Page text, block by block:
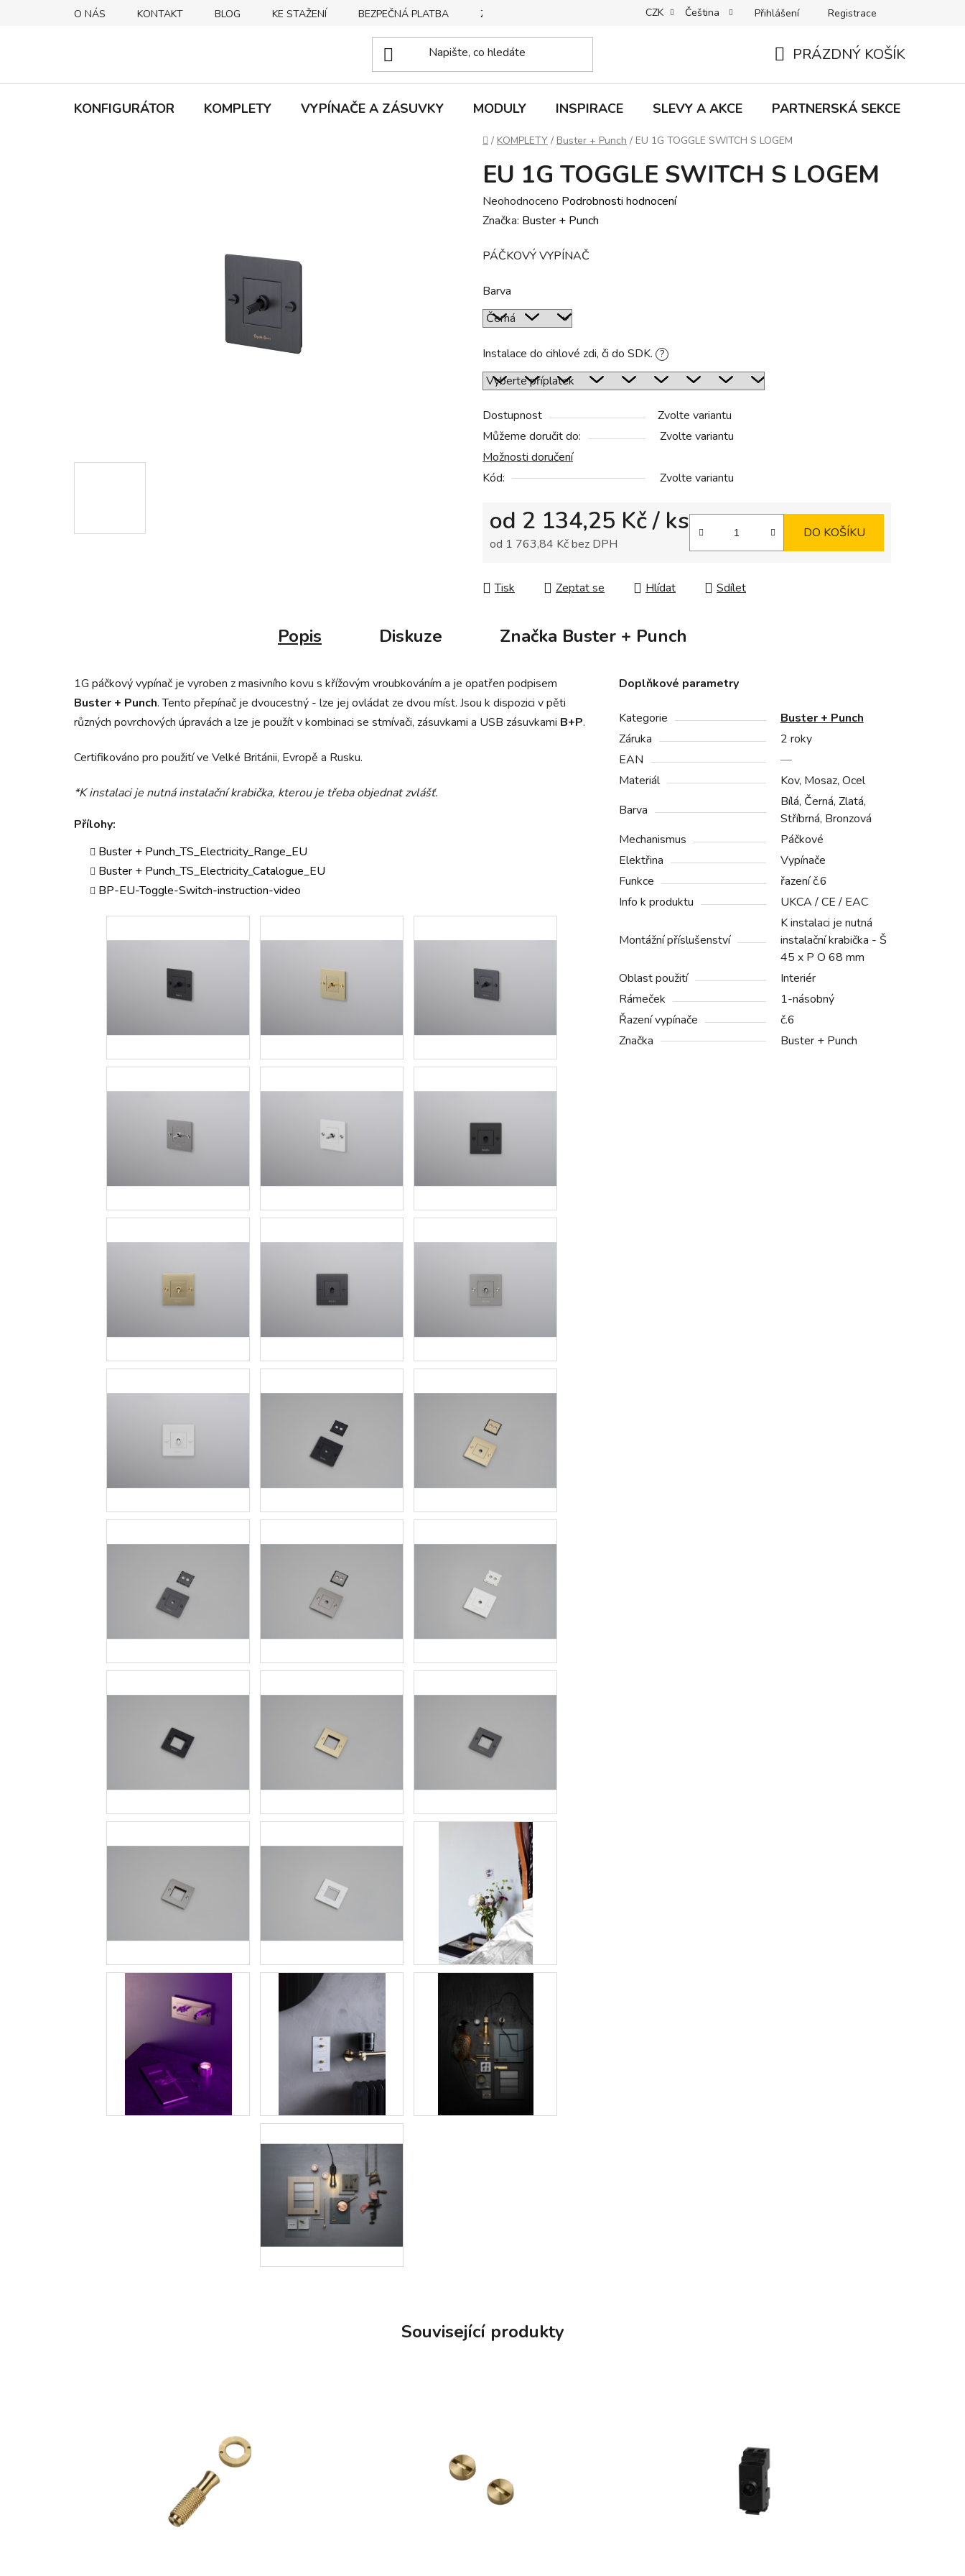
O NÁS KONTAKT BLOG KE STAŽENÍ BEZPEČNÁ PLATBA ZPŮSOBY DORUČENÍ REKLAMACE | VRÁCENÍ | VÝMĚNA ZBOŽÍ B2C VŠEOBECNÉ
CZK Čeština Přihlášení Registrace
KOŠÍK
PRÁZDNÝ KOŠÍK
KONFIGURÁTOR KOMPLETY VYPÍNAČE A ZÁSUVKY MODULY INSPIRACE SLEVY A AKCE PARTNERSKÁ SEKCE
Domů
/ KOMPLETY / Buster + Punch / EU 1G TOGGLE SWITCH S LOGEM
EU 1G TOGGLE SWITCH S LOGEM
Průměrné
hodnocení
je
z
5
Neohodnoceno Podrobnosti hodnocení
Značka: Buster + Punch
PÁČKOVÝ VYPÍNAČ
Barva
Instalace do cihlové zdi, či do SDK. ?
Dostupnost
Zvolte variantu
Můžeme doručit do:
Zvolte variantu
Možnosti doručení
Kód:
Zvolte variantu
od 2 134,25 Kč/ ks
od 1 763,84 Kčbez DPH
DO KOŠÍKU
Tisk Zeptat se Hlídat Sdílet
Popis Diskuze Značka Buster + Punch
1G páčkový vypínač je vyroben z masivního kovu s křížovým vroubkováním a je opatřen podpisem
Buster + Punch. Tento přepínač je dvoucestný - lze jej ovládat ze dvou míst. Jsou k dispozici v pěti
různých povrchových úpravách a lze je použít v kombinaci se stmívači, zásuvkami a USB zásuvkami B+P.
Certifikováno pro použití ve Velké Británii, Evropě a Rusku.
*K instalaci je nutná instalační krabička, kterou je třeba objednat zvlášť.
Přílohy:
Buster + Punch_TS_Electricity_Range_EU
Buster + Punch_TS_Electricity_Catalogue_EU
BP-EU-Toggle-Switch-instruction-video
Doplňkové parametry
Kategorie
Buster + Punch
Záruka
2 roky
EAN
—
Materiál
Kov, Mosaz, Ocel
Barva
Bílá, Černá, Zlatá,
Stříbrná, Bronzová
Mechanismus
Páčkové
Elektřina
Vypínače
Funkce
řazení č.6
Info k produktu
UKCA / CE / EAC
Montážní příslušenství
K instalaci je nutná
instalační krabička - Š
45 x P O 68 mm
Oblast použití
Interiér
Rámeček
1-násobný
Řazení vypínače
č.6
Značka
Buster + Punch
Související produkty